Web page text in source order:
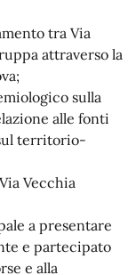
tra Via
attraverso la
sulla
alle fonti
territorio-
Vecchia
a presentare
e partecipato
e alla